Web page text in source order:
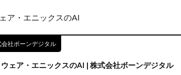
ア・エニックスのAI
会社ボーンデジタル
ウェア・エニックスのAI | 株式会社ボーンデジタル